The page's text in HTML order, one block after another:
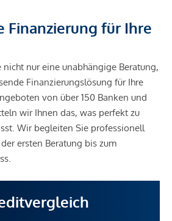
Finanzierung für Ihre
nur eine unabhängige Beratung,
Finanzierungslösung für Ihre
von über 150 Banken und
wir Ihnen das, was perfekt zu
Wir begleiten Sie professionell
ersten Beratung bis zum